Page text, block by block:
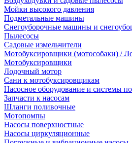
Мойки высокого давления
Подметальные машины
Снегоуборочные машины и
Пылесосы
Садовые измельчители
Мотобуксировщики (мотособаки) /
Мотобуксировщики
Лодочный мотор
Сани к мотобуксировщикам
Насосное оборудование и системы
Запчасти к насосам
Шланги поливочные
Мотопомпы
Насосы поверхностные
Насосы циркуляционные